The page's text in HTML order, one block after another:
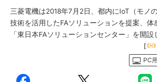
三菱電機は2018年7月2日、都内にIoT（モノ
技術を活用したFAソリューションを提案、体
「東日本FAソリューションセンター」を開設
[
PC